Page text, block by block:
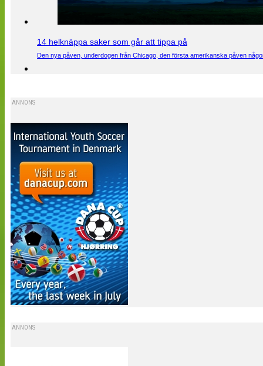
14 helknäppa saker som går att tippa på
Den nya påven, underdogen från Chicago, den första amerikanska påven
ANNONS
ANNONS